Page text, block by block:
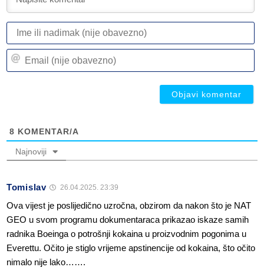
8 KOMENTAR/A
Najnoviji
Tomislav 26.04.2025. 23:39
Ova vijest je poslijedično uzročna, obzirom da nakon što je NAT
GEO u svom programu dokumentaraca prikazao iskaze samih
radnika Boeinga o potrošnji kokaina u proizvodnim pogonima u
Everettu. Očito je stiglo vrijeme apstinencije od kokaina, što očito
nimalo nije lako…….